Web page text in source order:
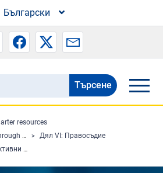
Български
resources
Дял VI: Правосъдие
съдебен процес